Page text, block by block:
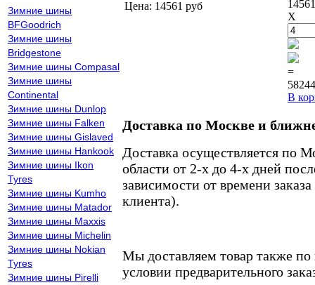
Зимние шины
BFGoodrich
Зимние шины
Bridgestone
Зимние шины Compasal
Зимние шины
Continental
Зимние шины Dunlop
Зимние шины Falken
Зимние шины Gislaved
Зимние шины Hankook
Зимние шины Ikon
Tyres
Зимние шины Kumho
Зимние шины Matador
Зимние шины Maxxis
Зимние шины Michelin
Зимние шины Nokian
Tyres
Зимние шины Pirelli
Цена: 14561 руб
X
=
В
Доставка по Москве и
Доставка осуществляется по
области от 2-х до 4-х дней
зависимости от времени
клиента).
Мы доставляем товар также
условии предварительного